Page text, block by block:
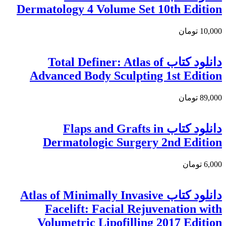
Dermatology 4 Volume Set 10th Edition
10,000 تومان
دانلود کتاب Total Definer: Atlas of
Advanced Body Sculpting 1st Edition
89,000 تومان
دانلود کتاب Flaps and Grafts in
Dermatologic Surgery 2nd Edition
6,000 تومان
دانلود کتاب Atlas of Minimally Invasive
Facelift: Facial Rejuvenation with
Volumetric Lipofilling 2017 Edition